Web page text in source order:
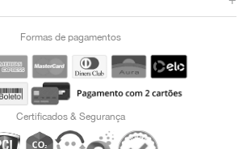
Formas de pagamentos
Certificados & Segurança